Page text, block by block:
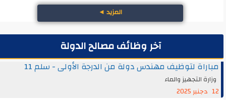
المزيد◄
آخر وظائف مصالح الدولة
مباراة لتوظيف مهندس دولة من الدرجة الأولى - سلم 11
وزارة التجهيز والماء
12 دجنبر 2025